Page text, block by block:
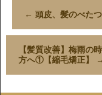
← 頭皮、髪のべた
【髪質改善】梅雨の
方へ①【縮毛矯正】
→